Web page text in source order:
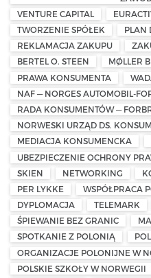
VENTURE CAPITAL
TWORZENIE SPÓŁEK
PLAN
REKLAMACJA ZAKUPU
BERTEL O. STEEN
MØLLER
PRAWA KONSUMENTA
NAF — NORGES AUTOMOBIL-
RADA KONSUMENTÓW —
NORWESKI URZĄD DS.
MEDIACJA KONSUMENCKA
UBEZPIECZENIE OCHRONY
SKIEN
NETWORKING
PER LYKKE
WSPÓŁPRACA
DYPLOMACJA
TELEMARK
ŚPIEWANIE BEZ GRANIC
SPOTKANIE Z POLONIĄ
ORGANIZACJE POLONIJNE W
POLSKIE SZKOŁY W NORWEGII